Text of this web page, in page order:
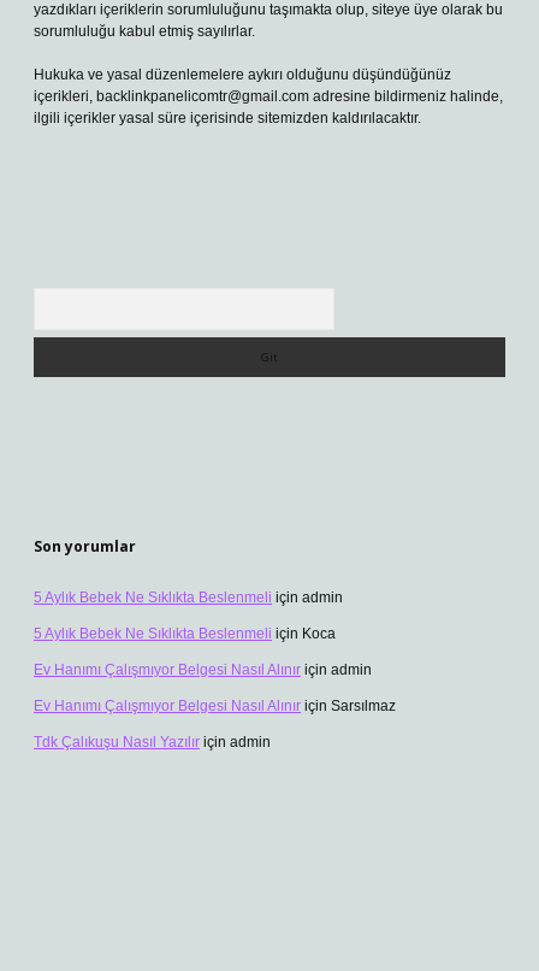
yazdıkları içeriklerin sorumluluğunu taşımakta olup, siteye üye olarak bu
sorumluluğu kabul etmiş sayılırlar.
Hukuka ve yasal düzenlemelere aykırı olduğunu düşündüğünüz
içerikleri, backlinkpanelicomtr@gmail.com adresine bildirmeniz halinde,
ilgili içerikler yasal süre içerisinde sitemizden kaldırılacaktır.
Son yorumlar
5 Aylık Bebek Ne Sıklıkta Beslenmeli için admin
5 Aylık Bebek Ne Sıklıkta Beslenmeli için Koca
Ev Hanımı Çalışmıyor Belgesi Nasıl Alınır için admin
Ev Hanımı Çalışmıyor Belgesi Nasıl Alınır için Sarsılmaz
Tdk Çalıkuşu Nasıl Yazılır için admin